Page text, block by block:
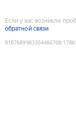
Если у вас возникли
обратной связи
9187689963354460708: